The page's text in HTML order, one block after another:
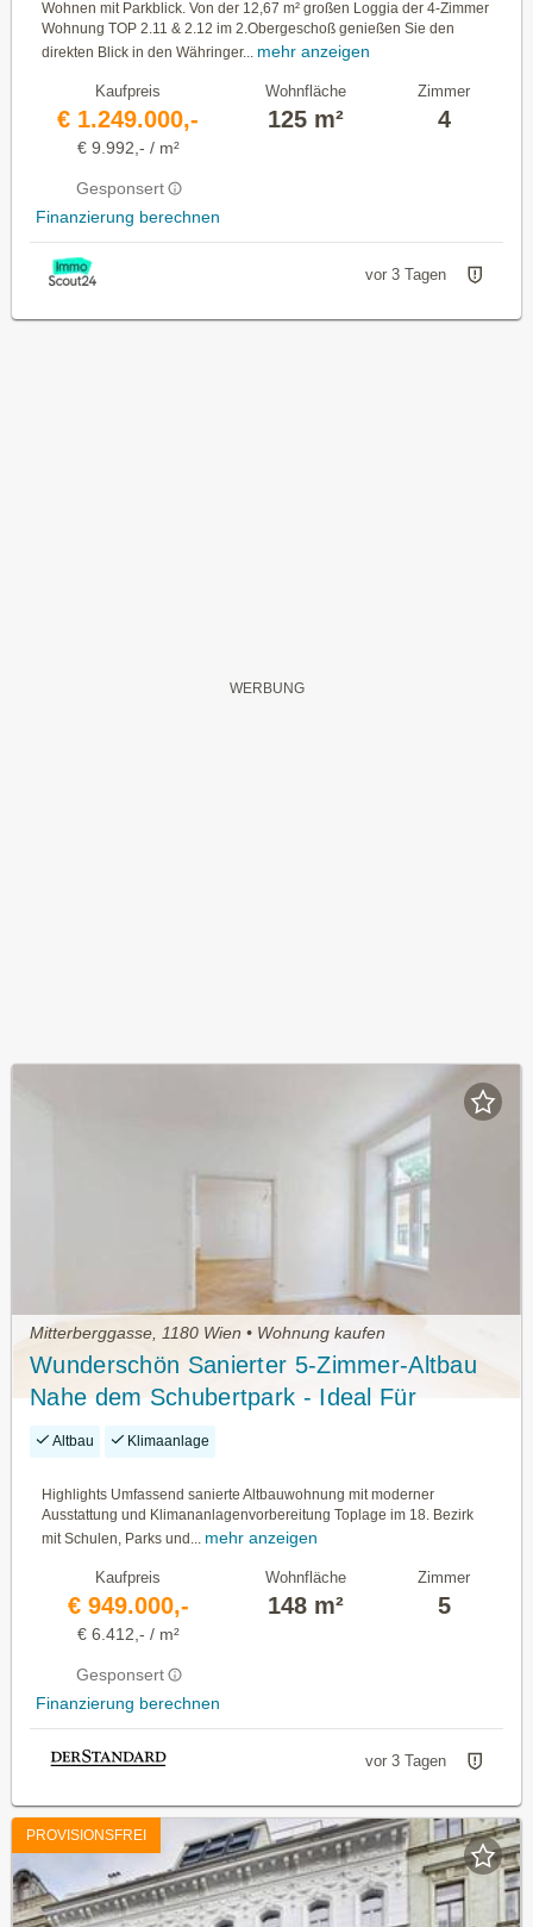
Wohnen mit Parkblick. Von der 12,67 m² großen Loggia der 4-Zimmer
Wohnung TOP 2.11 & 2.12 im 2.Obergeschoß genießen Sie den
direkten Blick in den Währinger... mehr anzeigen
Kaufpreis
€ 1.249.000,-
€ 9.992,- / m²
Gesponsert
Finanzierung berechnen
Wohnfläche
125 m²
Zimmer
4
vor 3 Tagen
Mitterberggasse, 1180 Wien • Wohnung kaufen
Wunderschön Sanierter 5-Zimmer-Altbau
Nahe dem Schubertpark - Ideal Für
Familien
Altbau Klimaanlage
Highlights Umfassend sanierte Altbauwohnung mit moderner
Ausstattung und Klimananlagenvorbereitung Toplage im 18. Bezirk
mit Schulen, Parks und...
mehr anzeigen
Kaufpreis
€ 949.000,-
€ 6.412,- / m²
Gesponsert
Finanzierung berechnen
Wohnfläche
148 m²
Zimmer
5
vor 3 Tagen
PROVISIONSFREI